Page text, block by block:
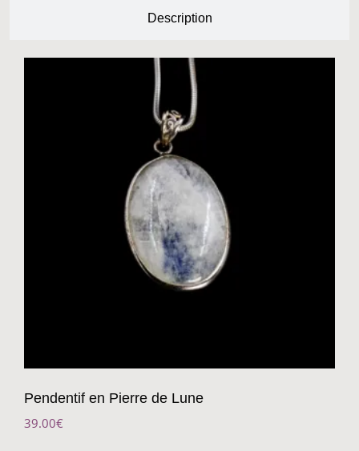
Description
Pendentif en Pierre de Lune
39.00€